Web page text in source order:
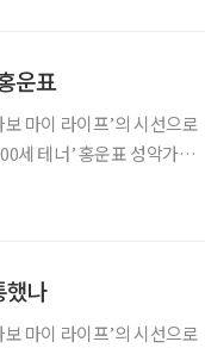
운표
마이 라이프’의 시선으로
했나
마이 라이프’의 시선으로